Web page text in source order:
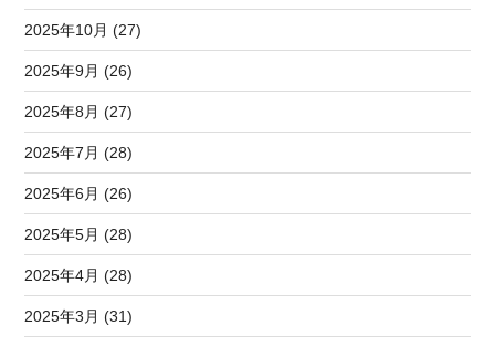
2025年10月 (27)
2025年9月 (26)
2025年8月 (27)
2025年7月 (28)
2025年6月 (26)
2025年5月 (28)
2025年4月 (28)
2025年3月 (31)